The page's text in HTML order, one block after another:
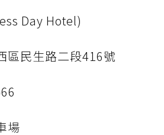
Day Hotel)
區民生路二段416號
場